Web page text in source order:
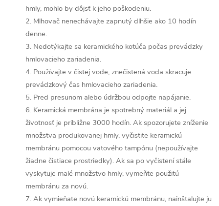
hmly, mohlo by dôjsť k jeho poškodeniu.
2. Mlhovač nenechávajte zapnutý dlhšie ako 10 hodín
denne.
3. Nedotýkajte sa keramického kotúča počas prevádzky
hmlovacieho zariadenia.
4. Používajte v čistej vode, znečistená voda skracuje
prevádzkový čas hmlovacieho zariadenia.
5. Pred presunom alebo údržbou odpojte napájanie.
6. Keramická membrána je spotrebný materiál a jej
životnosť je približne 3000 hodín. Ak spozorujete zníženie
množstva produkovanej hmly, vyčistite keramickú
membránu pomocou vatového tampónu (nepoužívajte
žiadne čistiace prostriedky). Ak sa po vyčistení stále
vyskytuje malé množstvo hmly, vymeňte použitú
membránu za novú.
7. Ak vymieňate novú keramickú membránu, nainštalujte ju